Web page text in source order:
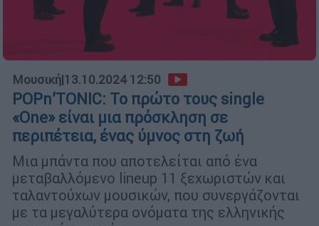
Μουσική|13.10.2024 12:50
POPn’TONIC: Το πρώτο τους single
«Οne» είναι μια πρόσκληση σε
περιπέτεια, ένας ύμνος στη ζωή
Mια μπάντα που αποτελείται από ένα
μεταβαλλόμενο lineup 11 ξεχωριστών και
ταλαντούχων μουσικών, που συνεργάζονται
με τα μεγαλύτερα ονόματα της ελληνικής